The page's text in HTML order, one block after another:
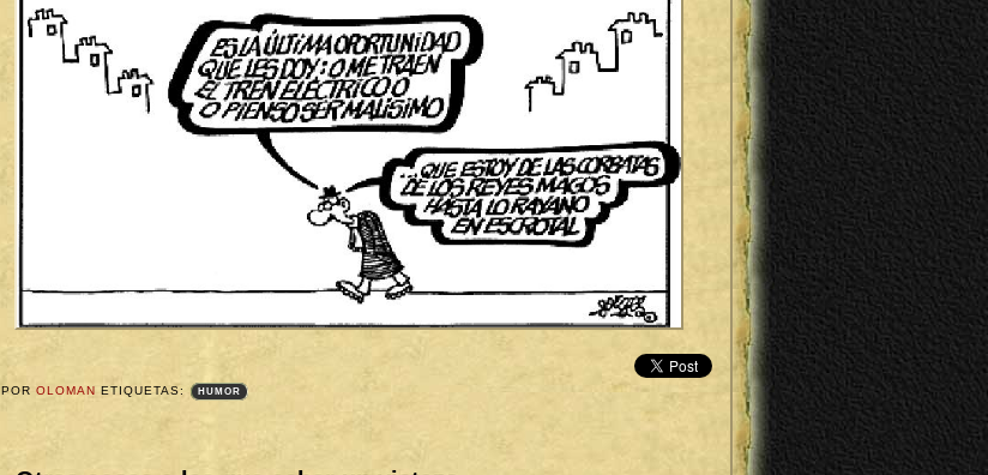
POROLOMANETIQUETAS: HUMOR